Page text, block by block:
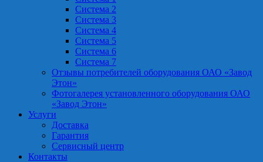
Система 2
Система 3
Система 4
Система 5
Система 6
Система 7
Отзывы потребителей оборудования ОАО «Завод
Этон»
Фотогалерея установленного оборудования ОАО
«Завод Этон»
Услуги
Доставка
Гарантия
Сервисный центр
Контакты